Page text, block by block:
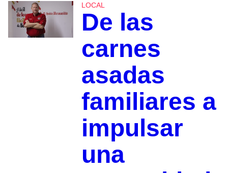
LOCAL
De las
carnes
asadas
familiares a
impulsar
una